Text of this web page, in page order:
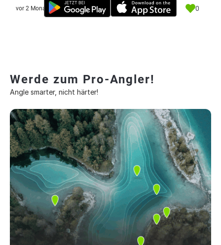
vor 2 Monate 0
Werde zum Pro-Angler!
Angle smarter, nicht härter!